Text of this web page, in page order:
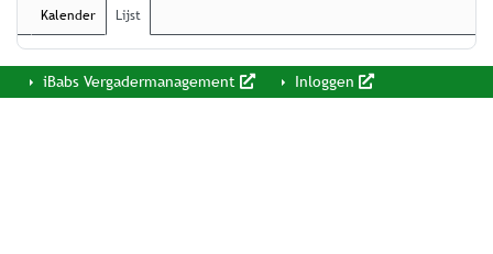
Kalender Lijst
iBabs Vergadermanagement Inloggen